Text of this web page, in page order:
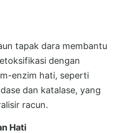
tapak dara membantu
dengan
enzim hati, seperti
dan katalase, yang
racun.
Hati